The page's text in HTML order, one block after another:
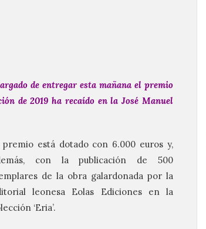
de entregar esta mañana el premio
de 2019 ha recaído en la José Manuel
premio está dotado con 6.000 euros y,
con la publicación de 500
de la obra galardonada por la
leonesa Eolas Ediciones en la
‘Eria’.